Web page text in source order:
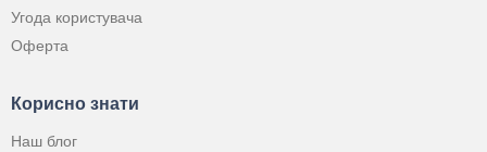
Угода користувача
Оферта
Корисно знати
Наш блог